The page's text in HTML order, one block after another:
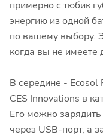
примерно с тюбик
энергию из одной
по вашему выбору.
когда вы не имеете
В середине - Ecosol
CES Innovations в
Его можно
через USB-порт, а